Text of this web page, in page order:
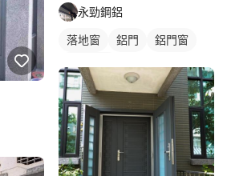
永勁鋼鋁
落地窗 鋁門
鋁門窗